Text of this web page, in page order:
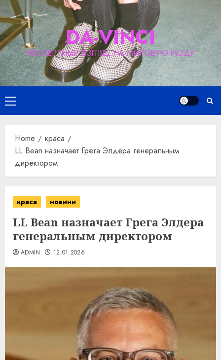
Skip
to
content
DA-VINCI
ЭКСПЕРТНЫЙ ВЗГЛЯД НА МИРОВУЮ МОДУ
Primary
Menu
Home
краса
LL Bean назначает Грега Элдера генеральным
директором
краса новини
LL Bean назначает Грега Элдера
генеральным директором
ADMIN 12.01.2026